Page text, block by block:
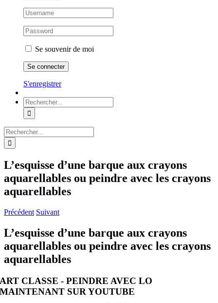
Se souvenir de moi
S'enregistrer
Rechercher:
Rechercher:
L’esquisse d’une barque aux crayons
aquarellables ou peindre avec les crayons
aquarellables
Précédent Suivant
L’esquisse d’une barque aux crayons
aquarellables ou peindre avec les crayons
aquarellables
ART CLASSE - PEINDRE AVEC LO
MAINTENANT SUR YOUTUBE